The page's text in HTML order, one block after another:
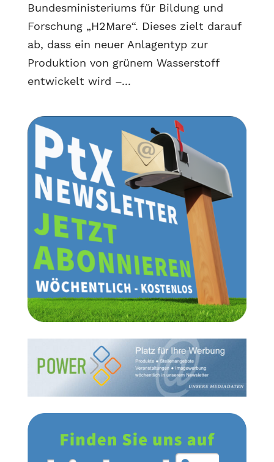
Bundesministeriums für Bildung und
Forschung „H2Mare“. Dieses zielt darauf
ab, dass ein neuer Anlagentyp zur
Produktion von grünem Wasserstoff
entwickelt wird –...